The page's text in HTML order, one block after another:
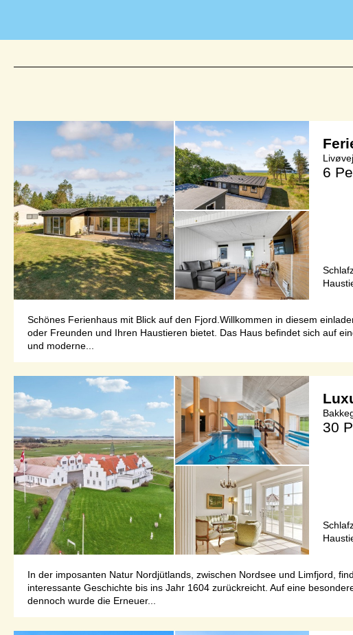
6
Schönes Ferienhaus mit Blick auf den Fjord.Willkommen in diesem
oder Freunden und Ihren Haustieren bietet. Das Haus befindet sich auf
und moderne...
30
In der imposanten Natur Nordjütlands, zwischen Nordsee und Limfjord,
interessante Geschichte bis ins Jahr 1604 zurückreicht. Auf eine
dennoch wurde die Erneuer...